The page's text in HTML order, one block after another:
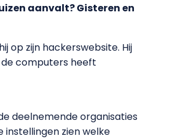
aanvalt? Gisteren en
op zijn hackerswebsite. Hij
computers heeft
deelnemende organisaties
zien welke